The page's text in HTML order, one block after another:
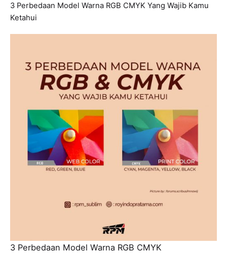
3 Perbedaan Model Warna RGB CMYK Yang Wajib Kamu
Ketahui
3 Perbedaan Model Warna RGB CMYK